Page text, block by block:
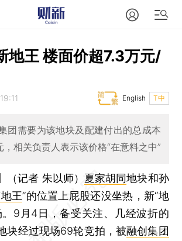
地王 楼面价超7.3万元/
T中
English
团需要为该地块及配建付出的总成本
相关负责人表示该价格“在意料之中”
（记者 朱以师） 夏家胡同地块和孙
王”的位置上屁股还没坐热，新“地
。9月4日，备受关注、几经波折的
块经过现场69轮竞拍，被融创集团